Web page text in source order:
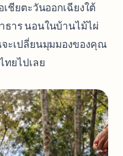
ชียตะวันออกเฉียงใต้
าร นอนในบ้านไม้ไผ่
ะเปลี่ยนมุมมองของคุณ
ทยไปเลย